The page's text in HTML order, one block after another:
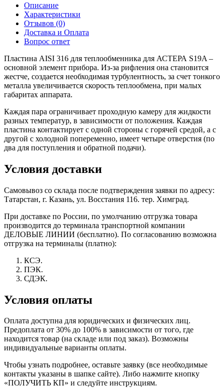
Описание
Характеристики
Отзывов (0)
Доставка и Оплата
Вопрос ответ
Пластина AISI 316 для теплообменника для АСТЕРА S19A –
основной элемент прибора. Из-за рифления она становится
жестче, создается необходимая турбулентность, за счет тонкого
металла увеличивается скорость теплообмена, при малых
габаритах аппарата.
Каждая пара ограничивает проходную камеру для жидкости
разных температур, в зависимости от положения. Каждая
пластина контактирует с одной стороны с горячей средой, а с
другой с холодной попеременно, имеет четыре отверстия (по
два для поступления и обратной подачи).
Условия доставки
Самовывоз со склада после подтверждения заявки по адресу:
Татарстан, г. Казань, ул. Восстания 116. тер. Химград.
При доставке по России, по умолчанию отгрузка товара
производится до терминала транспортной компании
ДЕЛОВЫЕ ЛИНИИ (бесплатно). По согласованию возможна
отгрузка на терминалы (платно):
КСЭ.
ПЭК.
СДЭК.
Условия оплаты
Оплата доступна для юридических и физических лиц.
Предоплата от 30% до 100% в зависимости от того, где
находится товар (на складе или под заказ). Возможны
индивидуальные варианты оплаты.
Чтобы узнать подробнее, оставьте заявку (все необходимые
контакты указаны в шапке сайте). Либо нажмите кнопку
«ПОЛУЧИТЬ КП» и следуйте инструкциям.